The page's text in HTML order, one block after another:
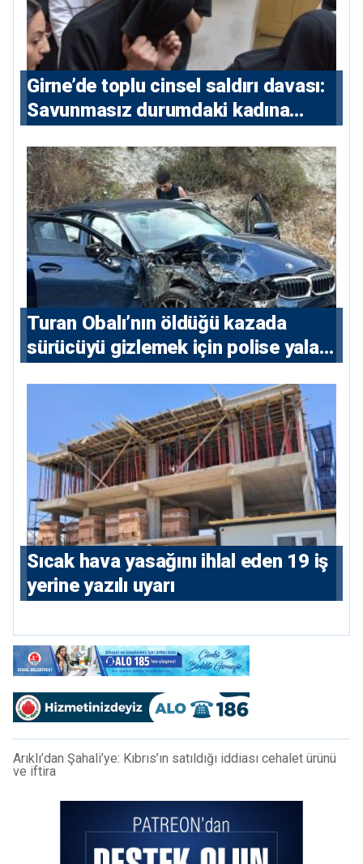
Girne’de toplu cinsel saldırı davası:
Savunmasız durumdaki kadına
Turan Obalı’nın öldüğü kazada
sürücüyü gizlemek için polise yalan
Sıcak hava yasağını ihlal eden 19 iş
yerine yazılı uyarı
Arıklı’dan Şahali’ye: Kıbrıs’ın satıldığı iddiası cehalet ürünü
ve iftira